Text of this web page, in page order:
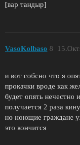
[вар тандыр]
VasoKolbaso 8
и вот собсно что я
прокачки вроде как
будет опять нечестно
получается 2 раза
но ноющие граждане
это кончится